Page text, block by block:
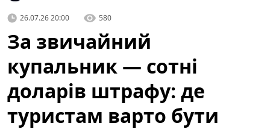
26.07.26 20:00 580
За звичайний
купальник — сотні
доларів штрафу: де
туристам варто бути